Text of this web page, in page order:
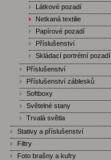
Látkové pozadí
Netkaná textilie
Papírové pozadí
Příslušenství
Skládací portrétní pozadí
Příslušenství
Příslušenství záblesků
Softboxy
Světelné stany
Trvalá světla
Stativy a příslušenství
Filtry
Foto brašny a kufry